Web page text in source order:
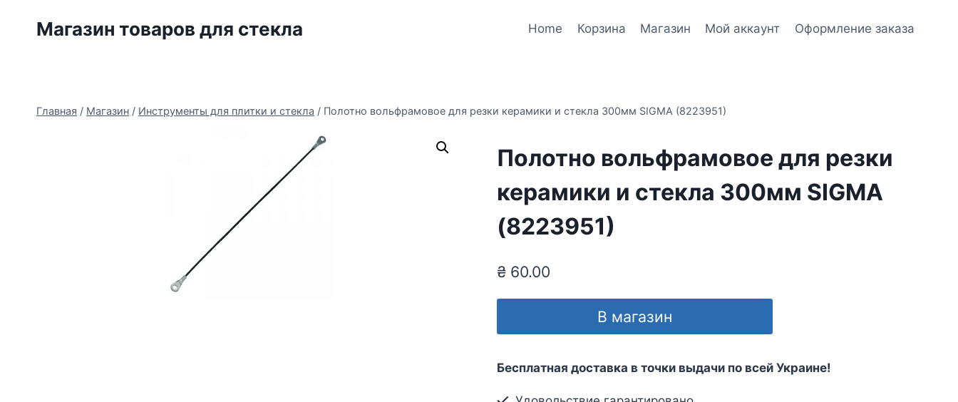
Магазин товаров для стекла Home Корзина Магазин Мой аккаунт Оформление заказа
Главная / Магазин / Инструменты для плитки и стекла / Полотно вольфрамовое для резки керамики и стекла 300мм SIGMA (8223951)
Полотно вольфрамовое для резки
керамики и стекла 300мм SIGMA
(8223951)
₴60.00
В магазин
Бесплатная доставка в точки выдачи по всей Украине!